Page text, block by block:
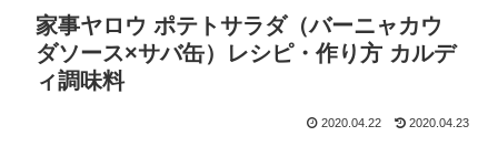
家事ヤロウ ポテトサラダ（バーニャカウ
ダソース×サバ缶）レシピ・作り方 カルデ
ィ調味料
2020.04.22 2020.04.23